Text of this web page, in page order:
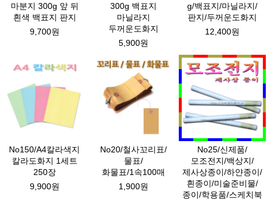
마분지 300g 앞 뒤
흰색 백표지 판지
9,700원
300g 백표지
마닐라지
두꺼운도화지
5,900원
g/백표지/마닐라지/
판지/두꺼운도화지
12,400원
No150/A4칼라색지
칼라도화지 1세트
250장
9,900원
No20/철사꼬리표/
물표/
화물표/1속100매
1,900원
No25/신제품/
모조전지/백상지/
제사상종이/하얀종이/
흰종이/미술준비물/
종이/학용품/스케치북